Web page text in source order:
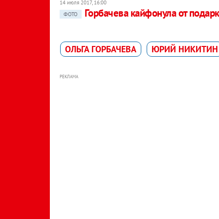
14 июля 2017, 16:00
ФОТО
Горбачева кайфонула от
ОЛЬГА ГОРБАЧЕВА ЮРИЙ НИКИТИН
РЕКЛАМА